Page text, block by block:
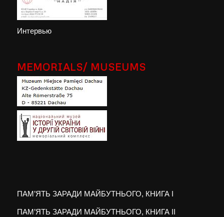
Интервью
MEMORIALS/ MUSEUMS
ПАМ’ЯТЬ ЗАРАДИ МАЙБУТНЬОГО, КНИГА I
ПАМ’ЯТЬ ЗАРАДИ МАЙБУТНЬОГО, КНИГА II